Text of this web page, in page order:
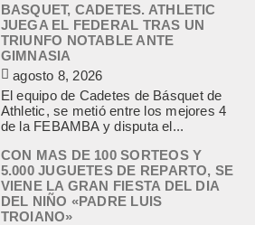
BASQUET, CADETES. ATHLETIC
JUEGA EL FEDERAL TRAS UN
TRIUNFO NOTABLE ANTE
GIMNASIA
agosto 8, 2026
El equipo de Cadetes de Básquet de
Athletic, se metió entre los mejores 4
de la FEBAMBA y disputa el...
CON MAS DE 100 SORTEOS Y
5.000 JUGUETES DE REPARTO, SE
VIENE LA GRAN FIESTA DEL DIA
DEL NIÑO «PADRE LUIS
TROIANO»